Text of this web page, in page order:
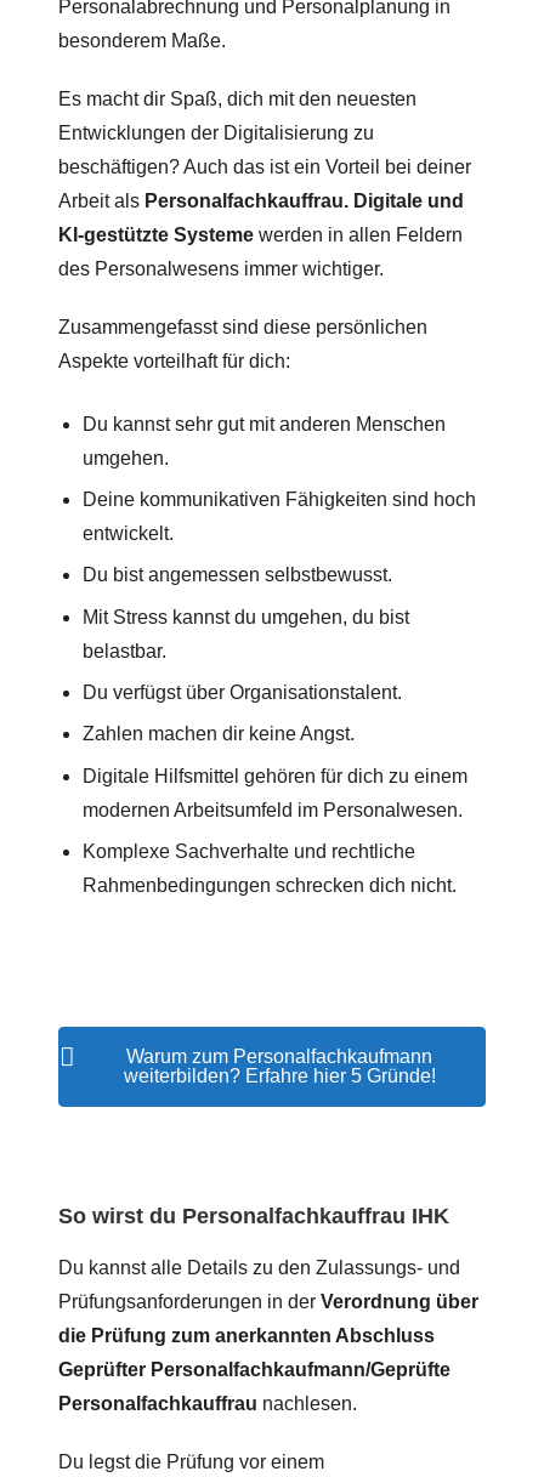
Personalabrechnung und Personalplanung in
besonderem Maße.
Es macht dir Spaß, dich mit den neuesten
Entwicklungen der Digitalisierung zu
beschäftigen? Auch das ist ein Vorteil bei deiner
Arbeit als Personalfachkauffrau. Digitale und
KI-gestützte Systeme werden in allen Feldern
des Personalwesens immer wichtiger.
Zusammengefasst sind diese persönlichen
Aspekte vorteilhaft für dich:
Du kannst sehr gut mit anderen Menschen
umgehen.
Deine kommunikativen Fähigkeiten sind hoch
entwickelt.
Du bist angemessen selbstbewusst.
Mit Stress kannst du umgehen, du bist
belastbar.
Du verfügst über Organisationstalent.
Zahlen machen dir keine Angst.
Digitale Hilfsmittel gehören für dich zu einem
modernen Arbeitsumfeld im Personalwesen.
Komplexe Sachverhalte und rechtliche
Rahmenbedingungen schrecken dich nicht.
Warum zum Personalfachkaufmann
weiterbilden? Erfahre hier 5 Gründe!
So wirst du Personalfachkauffrau IHK
Du kannst alle Details zu den Zulassungs- und
Prüfungsanforderungen in der Verordnung über
die Prüfung zum anerkannten Abschluss
Geprüfter Personalfachkaufmann/Geprüfte
Personalfachkauffrau nachlesen.
Du legst die Prüfung vor einem